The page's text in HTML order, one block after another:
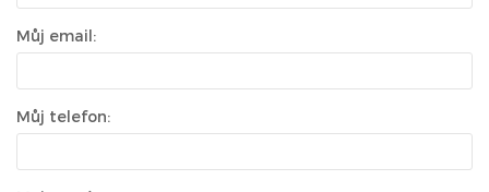
Můj email:
Můj telefon: